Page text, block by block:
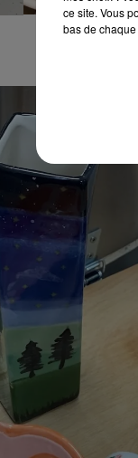
ce site. Vous
bas de